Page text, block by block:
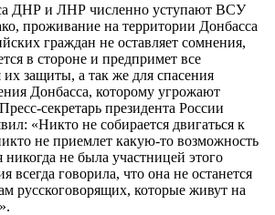
ДНР и ЛНР численно уступают ВСУ
проживание на территории Донбасса
граждан не оставляет сомнения,
в стороне и предпримет все
защиты, а так же для спасения
Донбасса, которому угрожают
секретарь президента России
«Никто не собирается двигаться к
не приемлет какую-то возможность
не была участницей этого
всегда говорила, что она не останется
русскоговорящих, которые живут на